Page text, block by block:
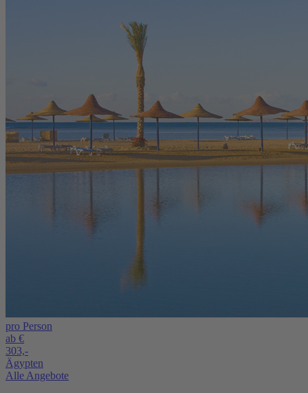
pro Person
ab €
303,-
Ägypten
Alle Angebote